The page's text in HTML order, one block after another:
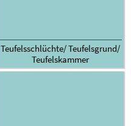
Teufelsschlüchte/ Teufelsgrund/
Teufelskammer